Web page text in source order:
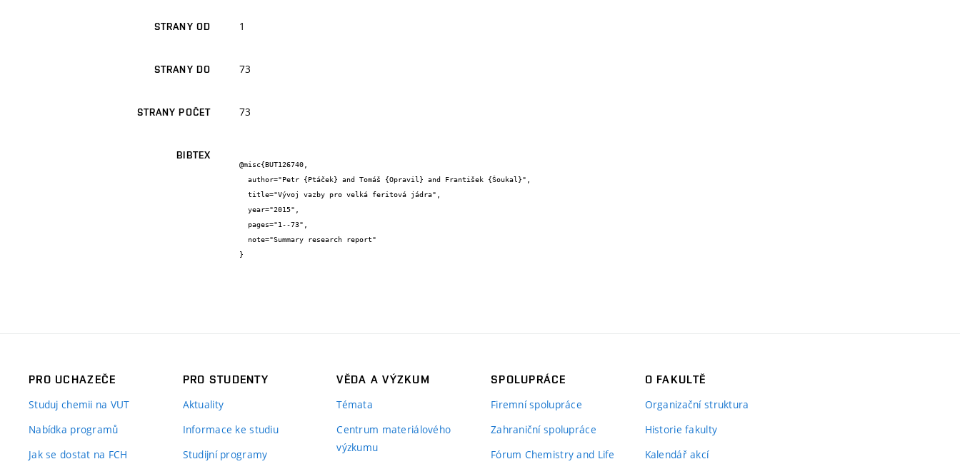
STRANY OD 1
STRANY DO 73
STRANY POČET 73
BIBTEX
@misc{BUT126740,
}
PRO UCHAZEČE
Studuj chemii na VUT
Nabídka programů
Jak se dostat na FCH
PRO STUDENTY
Aktuality
Informace ke studiu
Studijní programy
VĚDA A VÝZKUM
Témata
Centrum materiálového
výzkumu
SPOLUPRÁCE
Firemní spolupráce
Zahraniční spolupráce
Fórum Chemistry and Life
O FAKULTĚ
Organizační struktura
Historie fakulty
Kalendář akcí